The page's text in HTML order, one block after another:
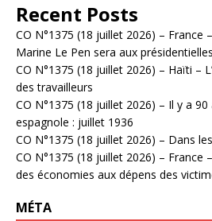
Recent Posts
CO N°1375 (18 juillet 2026) – France
Marine Le Pen sera aux présidentielles
CO N°1375 (18 juillet 2026) – Haïti –
des travailleurs
CO N°1375 (18 juillet 2026) – Il y a
espagnole : juillet 1936
CO N°1375 (18 juillet 2026) – Dans
CO N°1375 (18 juillet 2026) – France
des économies aux dépens des
MÉTA